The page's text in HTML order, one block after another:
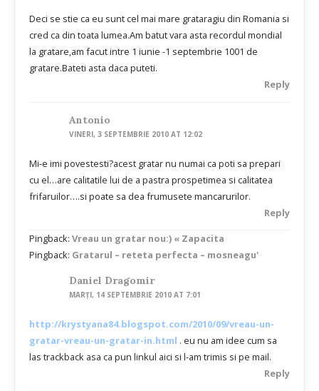
Deci se stie ca eu sunt cel mai mare grataragiu din Romania si
cred ca din toata lumea.Am batut vara asta recordul mondial
la gratare,am facut intre 1 iunie -1 septembrie 1001 de
gratare.Bateti asta daca puteti.
Reply
Antonio
VINERI, 3 SEPTEMBRIE 2010 AT 12:02
Mi-e imi povestesti?acest gratar nu numai ca poti sa prepari
cu el…are calitatile lui de a pastra prospetimea si calitatea
frifaruilor….si poate sa dea frumusete mancarurilor.
Reply
Pingback: Vreau un gratar nou:) « Zapacita
Pingback: Gratarul – reteta perfecta – mosneagu'
Daniel Dragomir
MARȚI, 14 SEPTEMBRIE 2010 AT 7:01
http://krystyana84.blogspot.com/2010/09/vreau-un-
gratar-vreau-un-gratar-in.html . eu nu am idee cum sa
las trackback asa ca pun linkul aici si l-am trimis si pe mail.
Reply